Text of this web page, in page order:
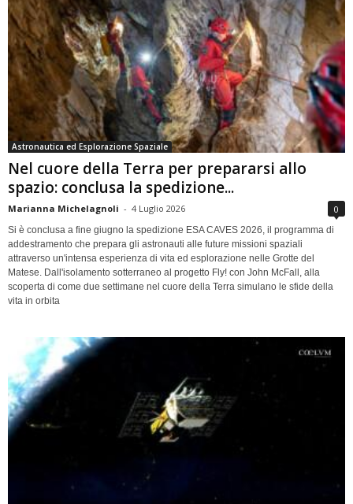
Astronautica ed Esplorazione Spaziale
Nel cuore della Terra per prepararsi allo
spazio: conclusa la spedizione...
Marianna Michelagnoli - 4 Luglio 2026 0
Si è conclusa a fine giugno la spedizione ESA CAVES 2026, il programma di
addestramento che prepara gli astronauti alle future missioni spaziali
attraverso un'intensa esperienza di vita ed esplorazione nelle Grotte del
Matese. Dall'isolamento sotterraneo al progetto Fly! con John McFall, alla
scoperta di come due settimane nel cuore della Terra simulano le sfide della
vita in orbita